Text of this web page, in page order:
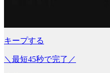
キープする
＼最短45秒で完了／